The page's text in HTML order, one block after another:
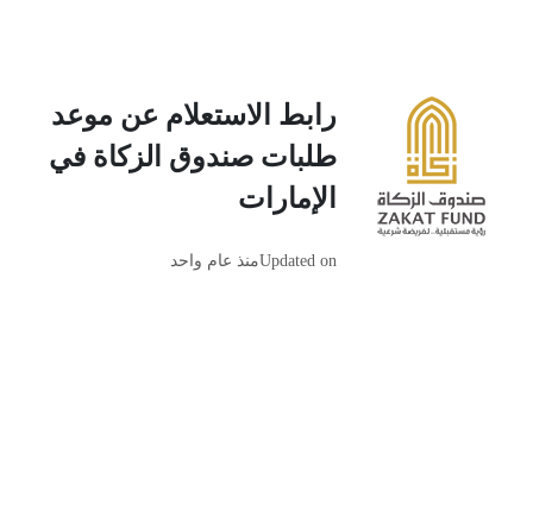
رابط الاستعلام عن موعد
طلبات صندوق الزكاة في
الإمارات
Updated onمنذ عام واحد